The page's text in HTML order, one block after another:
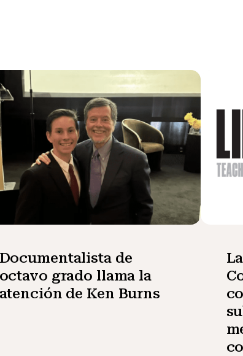
Documentalista de
octavo grado llama la
atención de Ken Burns